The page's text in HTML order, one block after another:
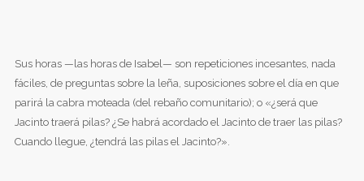
Sus horas —las horas de Isabel— son repeticiones incesantes, nada
fáciles, de preguntas sobre la leña, suposiciones sobre el día en que
parirá la cabra moteada (del rebaño comunitario); o «¿será que
Jacinto traerá pilas? ¿Se habrá acordado el Jacinto de traer las pilas?
Cuando llegue, ¿tendrá las pilas el Jacinto?».